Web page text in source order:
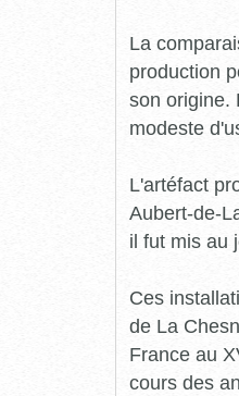
La
production
son origine.
modeste
L'artéfact
Aubert-de-
il fut mis au
Ces
de La
France au
cours des